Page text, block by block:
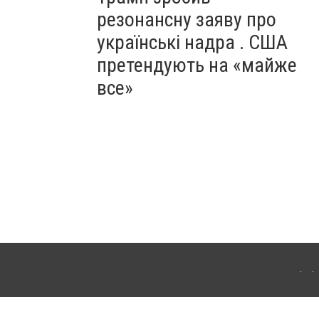
резонансну заяву про
українські надра . США
претендують на «майже
все»